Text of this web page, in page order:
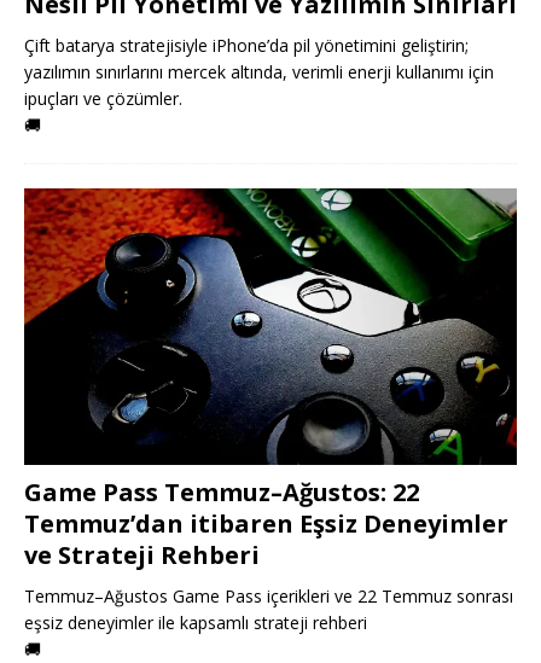
Çift batarya stratejisiyle iPhone’da pil yönetimini geliştirin;
yazılımın sınırlarını mercek altında, verimli enerji kullanımı için
ipuçları ve çözümler.
🚚
Game Pass Temmuz–Ağustos: 22
Temmuz’dan itibaren Eşsiz Deneyimler
ve Strateji Rehberi
Temmuz–Ağustos Game Pass içerikleri ve 22 Temmuz sonrası
eşsiz deneyimler ile kapsamlı strateji rehberi
🚚